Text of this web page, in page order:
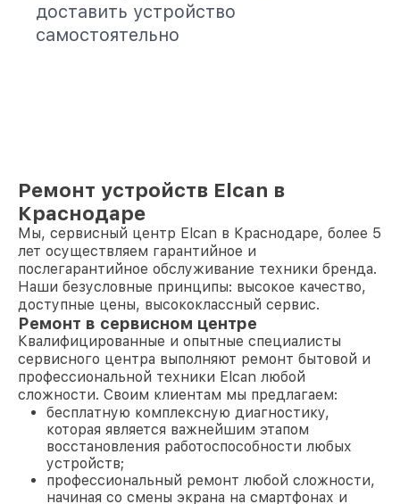
доставить устройство
самостоятельно
Ремонт устройств Elcan в
Краснодаре
Мы, сервисный центр Elcan в Краснодаре, более 5
лет осуществляем гарантийное и
послегарантийное обслуживание техники бренда.
Наши безусловные принципы: высокое качество,
доступные цены, высококлассный сервис.
Ремонт в сервисном центре
Квалифицированные и опытные специалисты
сервисного центра выполняют ремонт бытовой и
профессиональной техники Elcan любой
сложности. Своим клиентам мы предлагаем:
бесплатную комплексную диагностику,
которая является важнейшим этапом
восстановления работоспособности любых
устройств;
профессиональный ремонт любой сложности,
начиная со смены экрана на смартфонах и